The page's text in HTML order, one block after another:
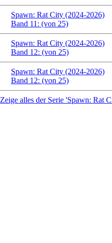
Spawn: Rat City (2024-2026)
Band 11: (von 25)
Spawn: Rat City (2024-2026)
Band 12: (von 25)
Spawn: Rat City (2024-2026)
Band 12: (von 25)
Zeige alles der Serie 'Spawn: Rat